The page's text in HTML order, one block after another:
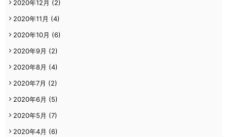
2020年12月 (2)
2020年11月 (4)
2020年10月 (6)
2020年9月 (2)
2020年8月 (4)
2020年7月 (2)
2020年6月 (5)
2020年5月 (7)
2020年4月 (6)